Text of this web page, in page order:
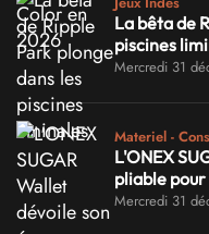
La bêta de
piscines
Mercredi 31
Materiel -
L'ONEX
pliable
Mercredi 31